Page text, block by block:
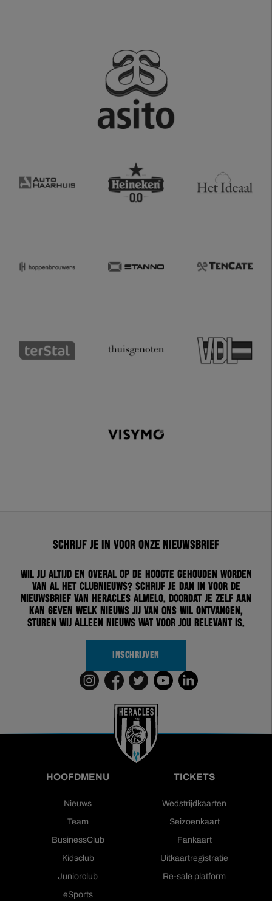
Schrijf je in voor onze nieuwsbrief
Wil jij altijd en overal op de hoogte gehouden worden
van al het clubnieuws? Schrijf je dan in voor de
nieuwsbrief van Heracles Almelo. Doordat je zelf aan
kan geven welk nieuws jij van ons wil ontvangen,
sturen wij alleen nieuws wat voor jou relevant is.
INSCHRIJVEN
HOOFDMENU
Nieuws
Team
BusinessClub
Kidsclub
Juniorclub
eSports
TICKETS
Wedstrijdkaarten
Seizoenkaart
Fankaart
Uitkaartregistratie
Re-sale platform